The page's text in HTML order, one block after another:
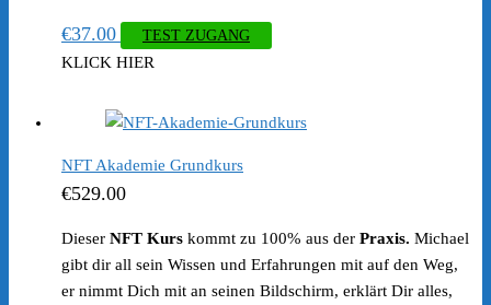
€37.00 TEST ZUGANG
KLICK HIER
NFT Akademie Grundkurs
€529.00
Dieser NFT Kurs kommt zu 100% aus der Praxis. Michael
gibt dir all sein Wissen und Erfahrungen mit auf den Weg,
er nimmt Dich mit an seinen Bildschirm, erklärt Dir alles,